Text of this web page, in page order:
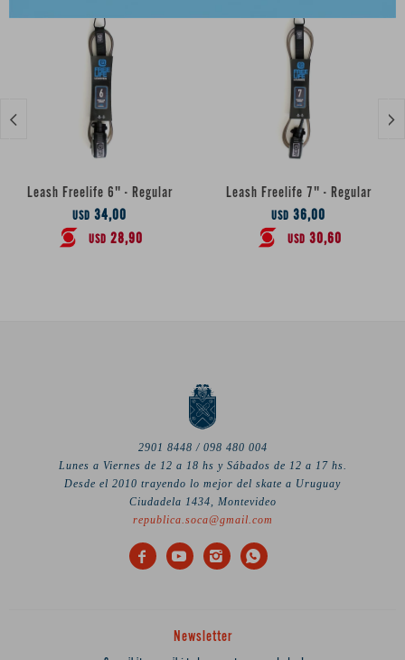
Leash Freelife 6" - Regular
USD 34,00
USD 28,90
Leash Freelife 7" - Regular
USD 36,00
USD 30,60
 
2901 8448 / 098 480 004
Lunes a Viernes de 12 a 18 hs y Sábados de 12 a 17 hs.
Desde el 2010 trayendo lo mejor del skate a Uruguay
Ciudadela 1434, Montevideo
republica.soca@gmail.com
   
Newsletter